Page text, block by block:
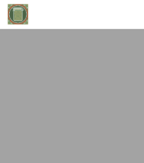
Kihagyás és továbblépés a tartalomhoz